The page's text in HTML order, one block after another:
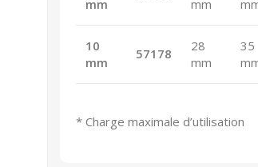
mm
mm
10
mm
57178
28
mm
35
* Charge maximale d’utilisation